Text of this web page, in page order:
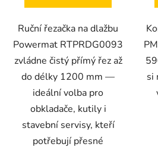
Ruční řezačka na dlažbu
Powermat RTPRDG0093
zvládne čistý přímý řez až
do délky 1200 mm —
ideální volba pro
obkladače, kutily i
stavební servisy, kteří
potřebují přesné
si